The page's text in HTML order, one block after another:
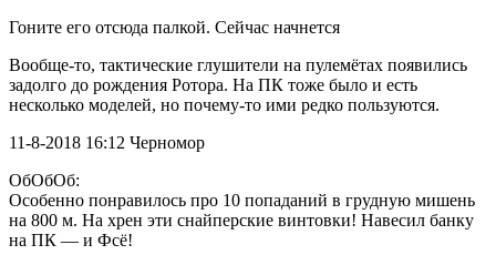
Гоните его отсюда палкой. Сейчас начнется
Вообще-то, тактические глушители на пулемётах появились
задолго до рождения Ротора. На ПК тоже было и есть
несколько моделей, но почему-то ими редко пользуются.
11-8-2018 16:12 Черномор
ОбОбОб:
Особенно понравилось про 10 попаданий в грудную мишень
на 800 м. На хрен эти снайперские винтовки! Навесил банку
на ПК — и Фсё!